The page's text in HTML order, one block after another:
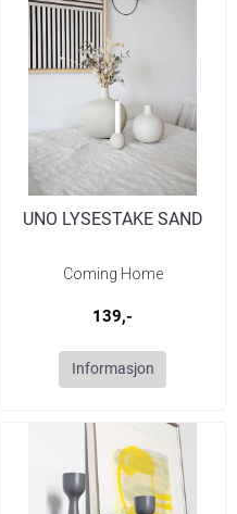
UNO LYSESTAKE SAND
Coming Home
139,-
Informasjon